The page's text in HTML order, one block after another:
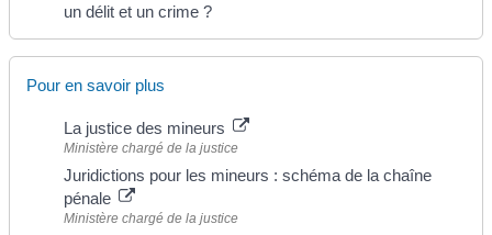
un délit et un crime ?
Pour en savoir plus
La justice des mineurs
Ministère chargé de la justice
Juridictions pour les mineurs : schéma de la chaîne
pénale
Ministère chargé de la justice